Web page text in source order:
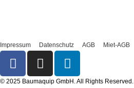
Impressum Datenschutz AGB Miet-AGB
© 2025 Baumaquip GmbH. All Rights Reserved.